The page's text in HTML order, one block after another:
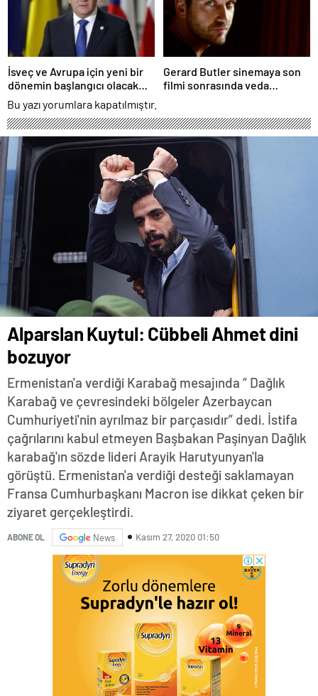
İsveç ve Avrupa için yeni bir
dönemin başlangıcı olacak
kararlar.
Gerard Butler sinemaya son
filmi sonrasında veda
Bu yazı yorumlara kapatılmıştır.
Alparslan Kuytul: Cübbeli Ahmet dini
bozuyor
Ermenistan'a verdiği Karabağ mesajında “ Dağlık
Karabağ ve çevresindeki bölgeler Azerbaycan
Cumhuriyeti'nin ayrılmaz bir parçasıdır” dedi. İstifa
çağrılarını kabul etmeyen Başbakan Paşinyan Dağlık
karabağ'ın sözde lideri Arayik Harutyunyan'la
görüştü. Ermenistan'a verdiği desteği saklamayan
Fransa Cumhurbaşkanı Macron ise dikkat çeken bir
ziyaret gerçekleştirdi.
ABONE OL News Kasım 27, 2020 01:50